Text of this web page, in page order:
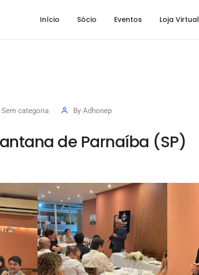
Início Sócio Eventos Loja Virtual
Sem categoria By Adhonep
de Parnaíba (SP)